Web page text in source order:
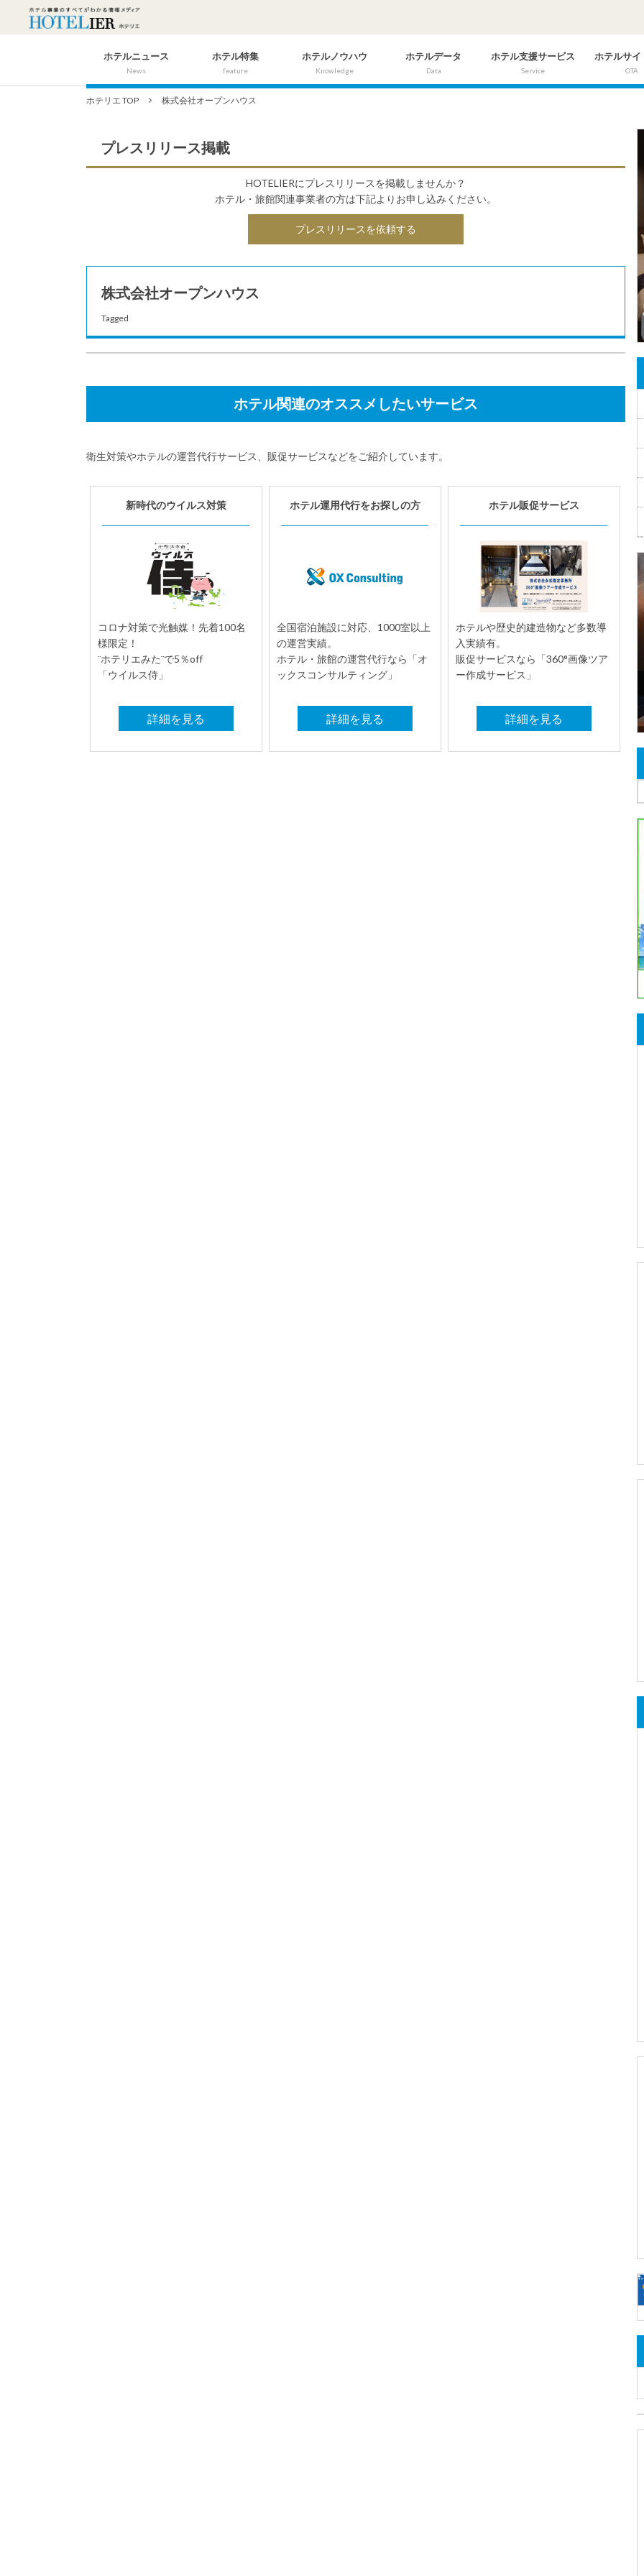
ホテルニュース
News
ホテル特集
feature
ホテルノウハウ
Knowledge
ホテルデータ
Data
ホテル支援サービス
Service
ホテルサイ
OTA
ホテリエ TOP 株式会社オープンハウス
プレスリリース掲載
HOTELIERにプレスリリースを掲載しませんか？
ホテル・旅館関連事業者の方は下記よりお申し込みください。
プレスリリースを依頼する
株式会社オープンハウス
Tagged
15
オープンハウス、日本初の
Airbnb公式デザイン「ホームシ
ェアリング対応型住宅」を2社と
株式会社オープンハウス（本社：東京
都千代田区、代表取締役社長：荒井正
昭）は14日、Airbnb Japan株式会社
ホテル関連のオススメしたいサービス
衛生対策やホテルの運営代行サービス、販促サービスなどをご紹介しています。
新時代のウイルス対策
コロナ対策で光触媒！先着100名
様限定！
¨ホテリエみた¨で5％off
「ウイルス侍」
詳細を見る
ホテル運用代行をお探しの方
全国宿泊施設に対応、1000室以上
の運営実績。
ホテル・旅館の運営代行なら「オ
ックスコンサルティング」
詳細を見る
ホテル販促サービス
ホテルや歴史的建造物など多数導
入実績有。
販促サービスなら「360°画像ツア
ー作成サービス」
詳細を見る